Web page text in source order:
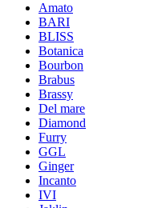
Amato
BARI
BLISS
Botanica
Bourbon
Brabus
Brassy
Del mare
Diamond
Furry
GGL
Ginger
Incanto
IVI